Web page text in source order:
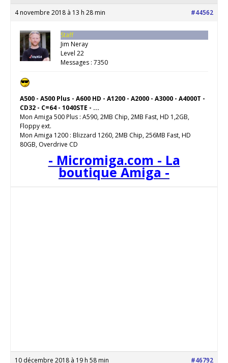
4 novembre 2018 à 13 h 28 min #44562
Staff
Jim Neray
Level 22
Messages : 7350
A500 - A500 Plus - A600 HD - A1200 - A2000 - A3000 - A4000T -
CD32 - C=64 - 1040STE - ...
Mon Amiga 500 Plus : A590, 2MB Chip, 2MB Fast, HD 1,2GB,
Floppy ext.
Mon Amiga 1200 : Blizzard 1260, 2MB Chip, 256MB Fast, HD
80GB, Overdrive CD
- Micromiga.com - La
boutique Amiga -
10 décembre 2018 à 19 h 58 min #46792